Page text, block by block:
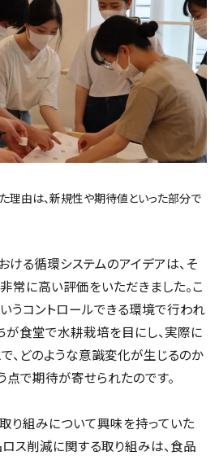
理由は、新規性や期待値といった部分で
ける循環システムのアイデアは、そ
常に高い評価をいただきました。こ
うコントロールできる環境で行われ
が食堂で水耕栽培を目にし、実際に
、どのような意識変化が生じるのか
点で期待が寄せられたのです。
り組みについて興味を持っていた
ロス削減に関する取り組みは、食品